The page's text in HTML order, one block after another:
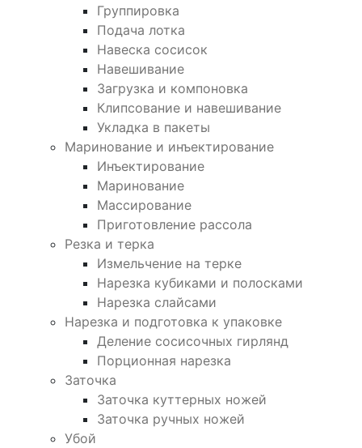
Группировка
Подача лотка
Навеска сосисок
Навешивание
Загрузка и компоновка
Клипсование и навешивание
Укладка в пакеты
Маринование и инъектирование
Инъектирование
Маринование
Массирование
Приготовление рассола
Резка и терка
Измельчение на терке
Нарезка кубиками и полосками
Нарезка слайсами
Нарезка и подготовка к упаковке
Деление сосисочных гирлянд
Порционная нарезка
Заточка
Заточка куттерных ножей
Заточка ручных ножей
Убой